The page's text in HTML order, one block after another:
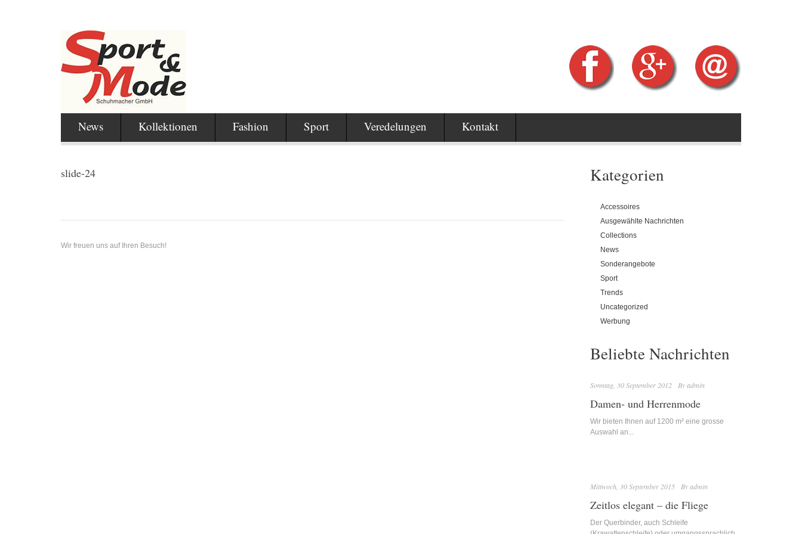
News Kollektionen Fashion Sport Veredelungen Kontakt
slide-24
Wir freuen uns auf Ihren Besuch!
Kategorien
Accessoires
Ausgewählte Nachrichten
Collections
News
Sonderangebote
Sport
Trends
Uncategorized
Werbung
Beliebte Nachrichten
Sonntag, 30 September 2012 Byadmin
Damen- und Herrenmode
Wir bieten Ihnen auf 1200 m² eine grosse
Auswahl an...
Mittwoch, 30 September 2015 Byadmin
Zeitlos elegant – die Fliege
Der Querbinder, auch Schleife